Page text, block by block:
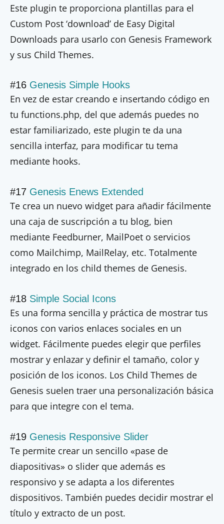
Este plugin te proporciona plantillas para el
Custom Post ‘download’ de Easy Digital
Downloads para usarlo con Genesis Framework
y sus Child Themes.
#16 Genesis Simple Hooks
En vez de estar creando e insertando código en
tu functions.php, del que además puedes no
estar familiarizado, este plugin te da una
sencilla interfaz, para modificar tu tema
mediante hooks.
#17 Genesis Enews Extended
Te crea un nuevo widget para añadir fácilmente
una caja de suscripción a tu blog, bien
mediante Feedburner, MailPoet o servicios
como Mailchimp, MailRelay, etc. Totalmente
integrado en los child themes de Genesis.
#18 Simple Social Icons
Es una forma sencilla y práctica de mostrar tus
iconos con varios enlaces sociales en un
widget. Fácilmente puedes elegir que perfiles
mostrar y enlazar y definir el tamaño, color y
posición de los iconos. Los Child Themes de
Genesis suelen traer una personalización básica
para que integre con el tema.
#19 Genesis Responsive Slider
Te permite crear un sencillo «pase de
diapositivas» o slider que además es
responsivo y se adapta a los diferentes
dispositivos. También puedes decidir mostrar el
título y extracto de un post.